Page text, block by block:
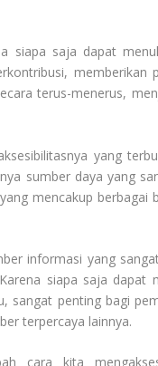
siapa saja dapat
memberikan
terus-menerus,
yang
sumber daya yang
mencakup berbagai
informasi yang
siapa saja dapat
sangat penting bagi
terpercaya lainnya.
cara kita